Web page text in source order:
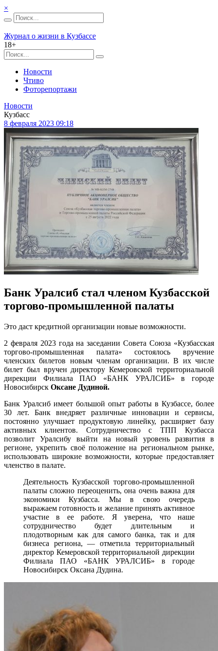
×
Журнал о жизни в Кузбассе
18+
Новости
Чтиво
Фоторепортажи
Новости
Кузбасс
8 февраля 2023 09:18
Банк Уралсиб стал членом Кузбасской
торгово-промышленной палаты
Это даст кредитной организации новые возможности.
2 февраля 2023 года на заседании Совета Союза «Кузбасская
торгово-промышленная палата» состоялось вручение
членских билетов новым членам организации. В их числе
билет был вручен директору Кемеровской территориальной
дирекции Филиала ПАО «БАНК УРАЛСИБ» в городе
Новосибирск Оксане Дудиной.
Банк Уралсиб имеет большой опыт работы в Кузбассе, более
30 лет. Банк внедряет различные инновации и сервисы,
постоянно улучшает продуктовую линейку, расширяет базу
активных клиентов. Сотрудничество с ТПП Кузбасса
позволит Уралсибу выйти на новый уровень развития в
регионе, укрепить своё положение на региональном рынке,
использовать широкие возможности, которые предоставляет
членство в палате.
Деятельность Кузбасской торгово-промышленной
палаты сложно переоценить, она очень важна для
экономики Кузбасса. Мы в свою очередь
выражаем готовность и желание принять активное
участие в ее работе. Я уверена, что наше
сотрудничество будет длительным и
плодотворным как для самого банка, так и для
бизнеса региона, — отметила территориальный
директор Кемеровской территориальной дирекции
Филиала ПАО «БАНК УРАЛСИБ» в городе
Новосибирск Оксана Дудина.